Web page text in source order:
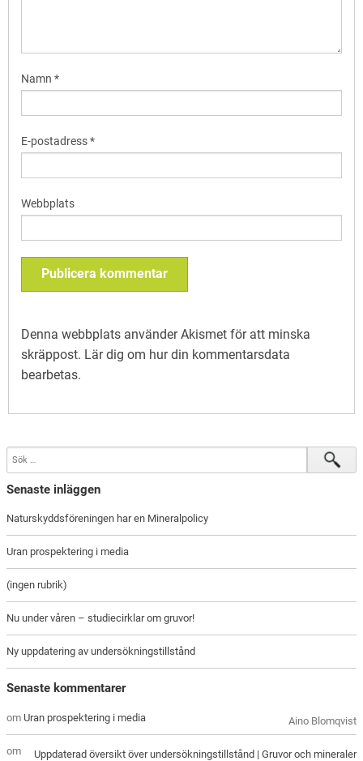
Namn *
E-postadress*
Webbplats
Denna webbplats använder Akismet för att minska
skräppost. Lär dig om hur din kommentarsdata
bearbetas.
Senaste inläggen
Naturskyddsföreningen har en Mineralpolicy
Uran prospektering i media
(ingen rubrik)
Nu under våren – studiecirklar om gruvor!
Ny uppdatering av undersökningstillstånd
Senaste kommentarer
Aino Blomqvist
om Uran prospektering i media
Uppdaterad översikt över undersökningstillstånd | Gruvor och mineraler
om